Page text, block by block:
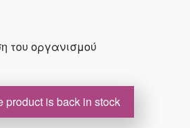
του οργανισμού
product is back in stock